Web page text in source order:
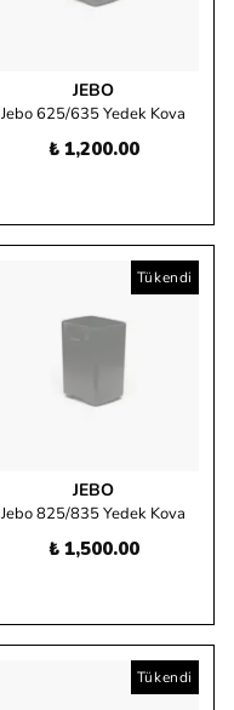
JEBO
Jebo 625/635 Yedek Kova
₺ 1,200.00
Tükendi
JEBO
Jebo 825/835 Yedek Kova
₺ 1,500.00
Tükendi